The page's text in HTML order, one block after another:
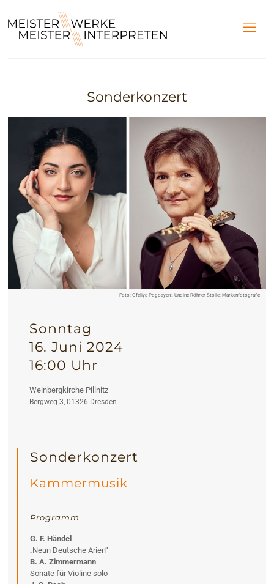
Sonderkonzert
Foto: Ofeliya Pogosyan:, Undine Röhner-Stolle: Markenfotografie
Sonntag
16. Juni 2024
16:00 Uhr
Weinbergkirche Pillnitz
Bergweg 3, 01326 Dresden
Sonderkonzert
Kammermusik
Programm
G. F. Händel
„Neun Deutsche Arien“
B. A. Zimmermann
Sonate für Violine solo